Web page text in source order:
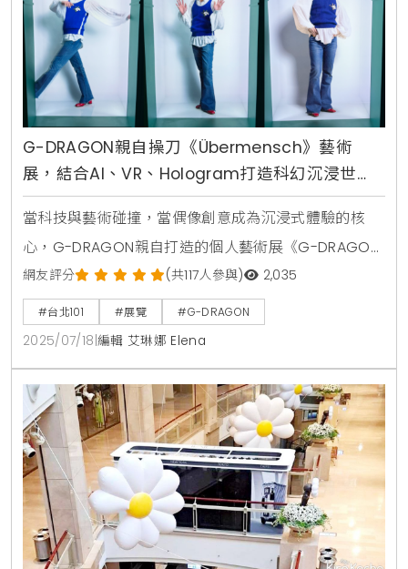
G-DRAGON親自操刀《Übermensch》藝術
展，結合AI、VR、Hologram打造科幻沉浸世
界，台北101獨家呈現
當科技與藝術碰撞，當偶像創意成為沉浸式體驗的核
心，G-DRAGON親自打造的個人藝術展《G-DRAGON
MEDIA EXHIBITION：Übermensch》終於正式登台。這
場萬眾矚目的展覽，選址台北地標台北101大樓，自
2025年7月17日起展出至8月11日，每日11點至21點，每
小時開放一場，單場限額進場。這不僅僅是一場展覽，
更是一次前所未有的藝術盛事，讓粉絲們能全方位進入
G-DRAGON
網友評分 (共117人參與) 2,035
#台北101 #展覽 #G-DRAGON
2025/07/18 編輯 艾琳娜 Elena